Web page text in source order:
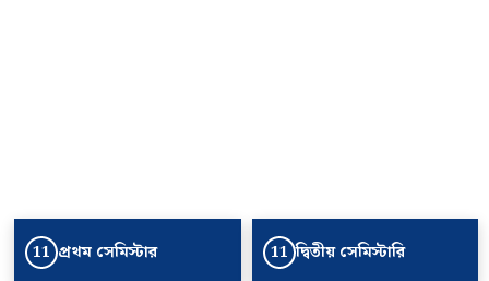
11 প্রথম সেমিস্টার 11 দ্বিতীয় সেমিস্টারি